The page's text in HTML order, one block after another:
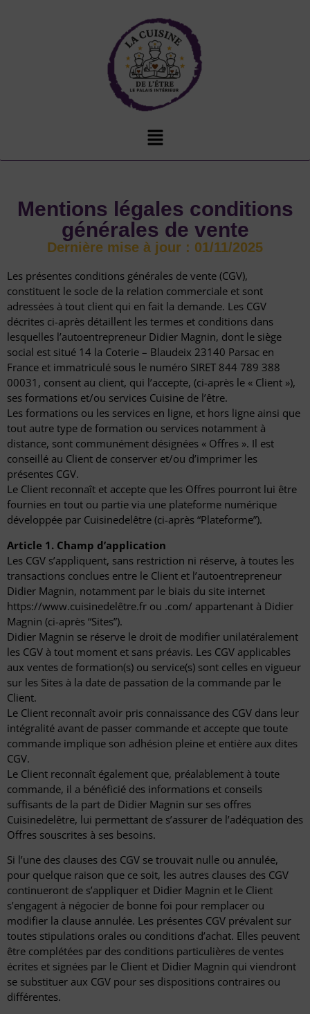
Mentions légales conditions
générales de vente
Dernière mise à jour : 01/11/2025
Les présentes conditions générales de vente (CGV),
constituent le socle de la relation commerciale et sont
adressées à tout client qui en fait la demande. Les CGV
décrites ci-après détaillent les termes et conditions dans
lesquelles l’autoentrepreneur Didier Magnin, dont le siège
social est situé 14 la Coterie – Blaudeix 23140 Parsac en
France et immatriculé sous le numéro SIRET 844 789 388
00031, consent au client, qui l’accepte, (ci-après le « Client »),
ses formations et/ou services Cuisine de l’être.
Les formations ou les services en ligne, et hors ligne ainsi que
tout autre type de formation ou services notamment à
distance, sont communément désignées « Offres ». Il est
conseillé au Client de conserver et/ou d’imprimer les
présentes CGV.
Le Client reconnaît et accepte que les Offres pourront lui être
fournies en tout ou partie via une plateforme numérique
développée par Cuisinedelêtre (ci-après “Plateforme”).
Article 1. Champ d’application
Les CGV s’appliquent, sans restriction ni réserve, à toutes les
transactions conclues entre le Client et l’autoentrepreneur
Didier Magnin, notamment par le biais du site internet
https://www.cuisinedelêtre.fr ou .com/ appartenant à Didier
Magnin (ci-après “Sites”).
Didier Magnin se réserve le droit de modifier unilatéralement
les CGV à tout moment et sans préavis. Les CGV applicables
aux ventes de formation(s) ou service(s) sont celles en vigueur
sur les Sites à la date de passation de la commande par le
Client.
Le Client reconnaît avoir pris connaissance des CGV dans leur
intégralité avant de passer commande et accepte que toute
commande implique son adhésion pleine et entière aux dites
CGV.
Le Client reconnaît également que, préalablement à toute
commande, il a bénéficié des informations et conseils
suffisants de la part de Didier Magnin sur ses offres
Cuisinedelêtre, lui permettant de s’assurer de l’adéquation des
Offres souscrites à ses besoins.
Si l’une des clauses des CGV se trouvait nulle ou annulée,
pour quelque raison que ce soit, les autres clauses des CGV
continueront de s’appliquer et Didier Magnin et le Client
s’engagent à négocier de bonne foi pour remplacer ou
modifier la clause annulée. Les présentes CGV prévalent sur
toutes stipulations orales ou conditions d’achat. Elles peuvent
être complétées par des conditions particulières de ventes
écrites et signées par le Client et Didier Magnin qui viendront
se substituer aux CGV pour ses dispositions contraires ou
différentes.